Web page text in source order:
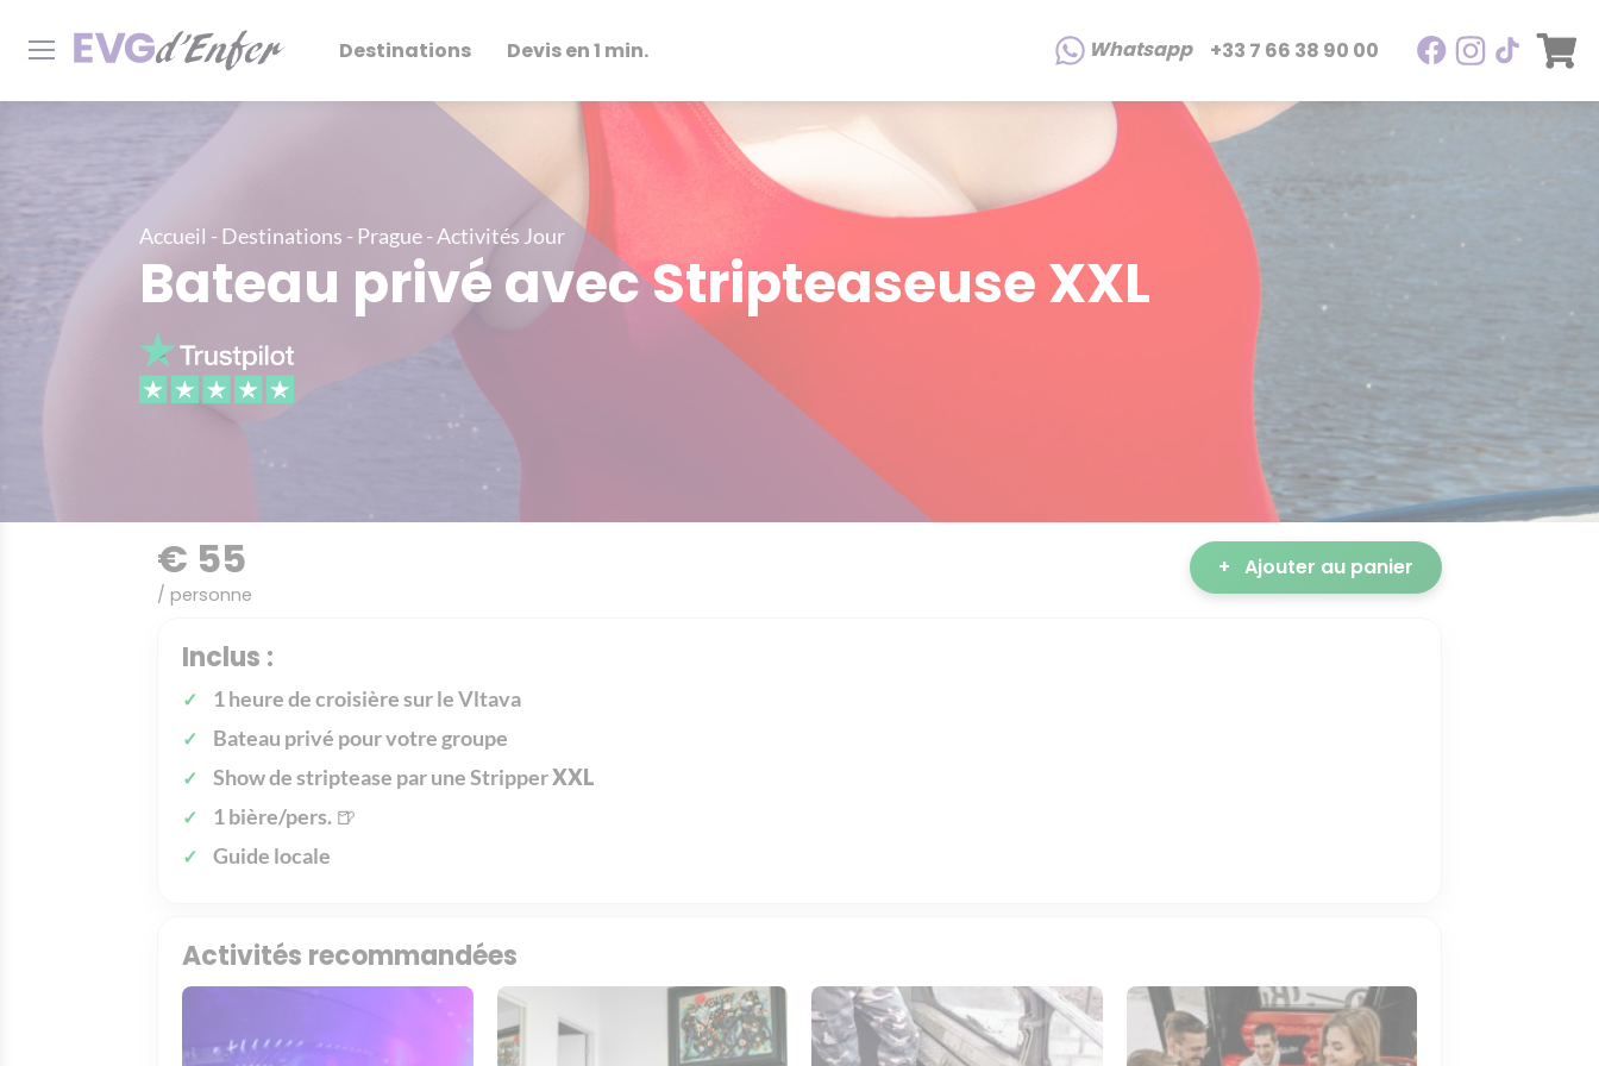
Destinations Devis en 1 min. Whatsapp +33 7 66 38 90 00
Accueil -Destinations - Prague-Activités Jour
Bateau privé avec Stripteaseuse XXL
€ 55
/ personne
+ Ajouter au panier
Inclus :
1 heure de croisière sur le Vltava
Bateau privé pour votre groupe
Show de striptease par une StripperXXL
1 bière/pers. 🍺
Guide locale
Activités recommandées